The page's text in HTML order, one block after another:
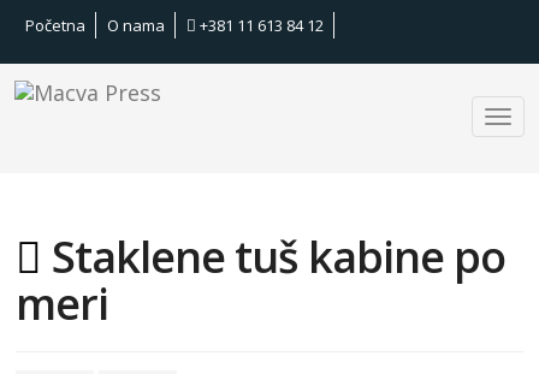
Početna O nama +381 11 613 84 12
Staklene tuš kabine po
meri